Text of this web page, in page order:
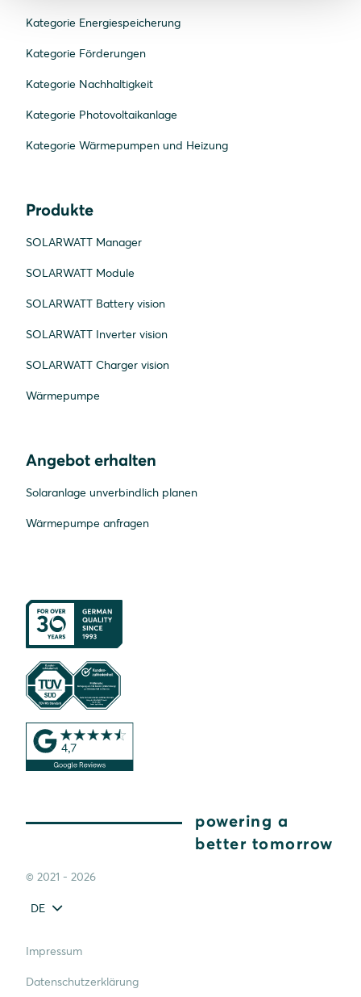
Kategorie Energiespeicherung
Kategorie Förderungen
Kategorie Nachhaltigkeit
Kategorie Photovoltaikanlage
Kategorie Wärmepumpen und Heizung
Produkte
SOLARWATT Manager
SOLARWATT Module
SOLARWATT Battery vision
SOLARWATT Inverter vision
SOLARWATT Charger vision
Wärmepumpe
Angebot erhalten
Solaranlage unverbindlich planen
Wärmepumpe anfragen
powering a
better tomorrow
© 2021 - 2026
DE
Impressum
Datenschutzerklärung